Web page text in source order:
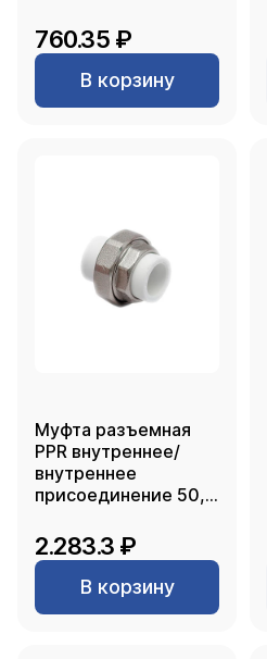
760.35 ₽
В корзину
Муфта разъемная
PPR внутреннее/
внутреннее
присоединение 50,
2.283.3 ₽
В корзину